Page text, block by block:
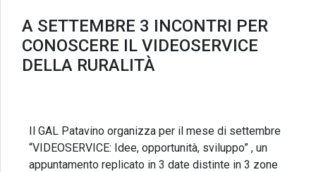
A SETTEMBRE 3 INCONTRI PER
CONOSCERE IL VIDEOSERVICE
DELLA RURALITÀ
Il GAL Patavino organizza per il mese di settembre
“VIDEOSERVICE: Idee, opportunità, sviluppo” , un
appuntamento replicato in 3 date distinte in 3 zone